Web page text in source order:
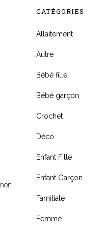
CATÉGORIES
Allaitement
Autre
Bébé fille
Bébé garçon
Crochet
Déco
Enfant Fille
Enfant Garçon
Familiale
Femme